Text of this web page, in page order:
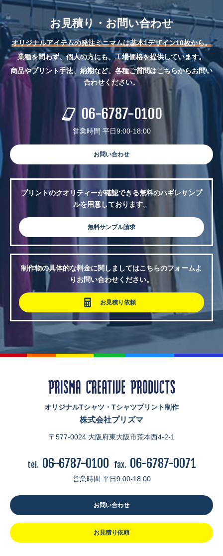
お見積り・お問い合わせ
オリジナルアイテムの発注ミニマムは基本1デザイン10枚から。
業種を問わず、個人の方にも、工場価格を提供しています。
商品やプリント手法、納期など、各種ご質問はこちらからお問い
合わせください。
06-6787-0100
営業時間 平日9:00-18:00
お問い合わせ
プリントのクオリティーが確認できる無料のハギレサンプ
ルを用意しております。
無料サンプル請求
制作物の具体的な料金に関しましてはこちらのフォームよ
りお問い合わせください。
お見積り依頼
オリジナルTシャツ・Tシャツプリント制作
株式会社プリズマ
〒577-0024 大阪府東大阪市荒本西4-2-1
tel. 06-6787-0100 fax. 06-6787-0071
営業時間 平日9:00-18:00
お問い合わせ
お見積り依頼